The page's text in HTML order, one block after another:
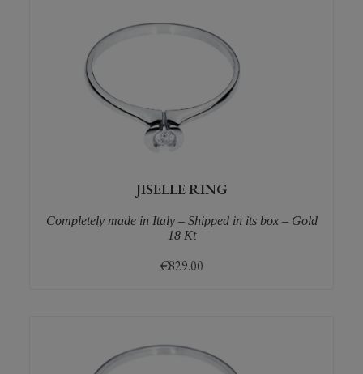
JISELLE RING
Completely made in Italy – Shipped in its box – Gold
18 Kt
€829.00